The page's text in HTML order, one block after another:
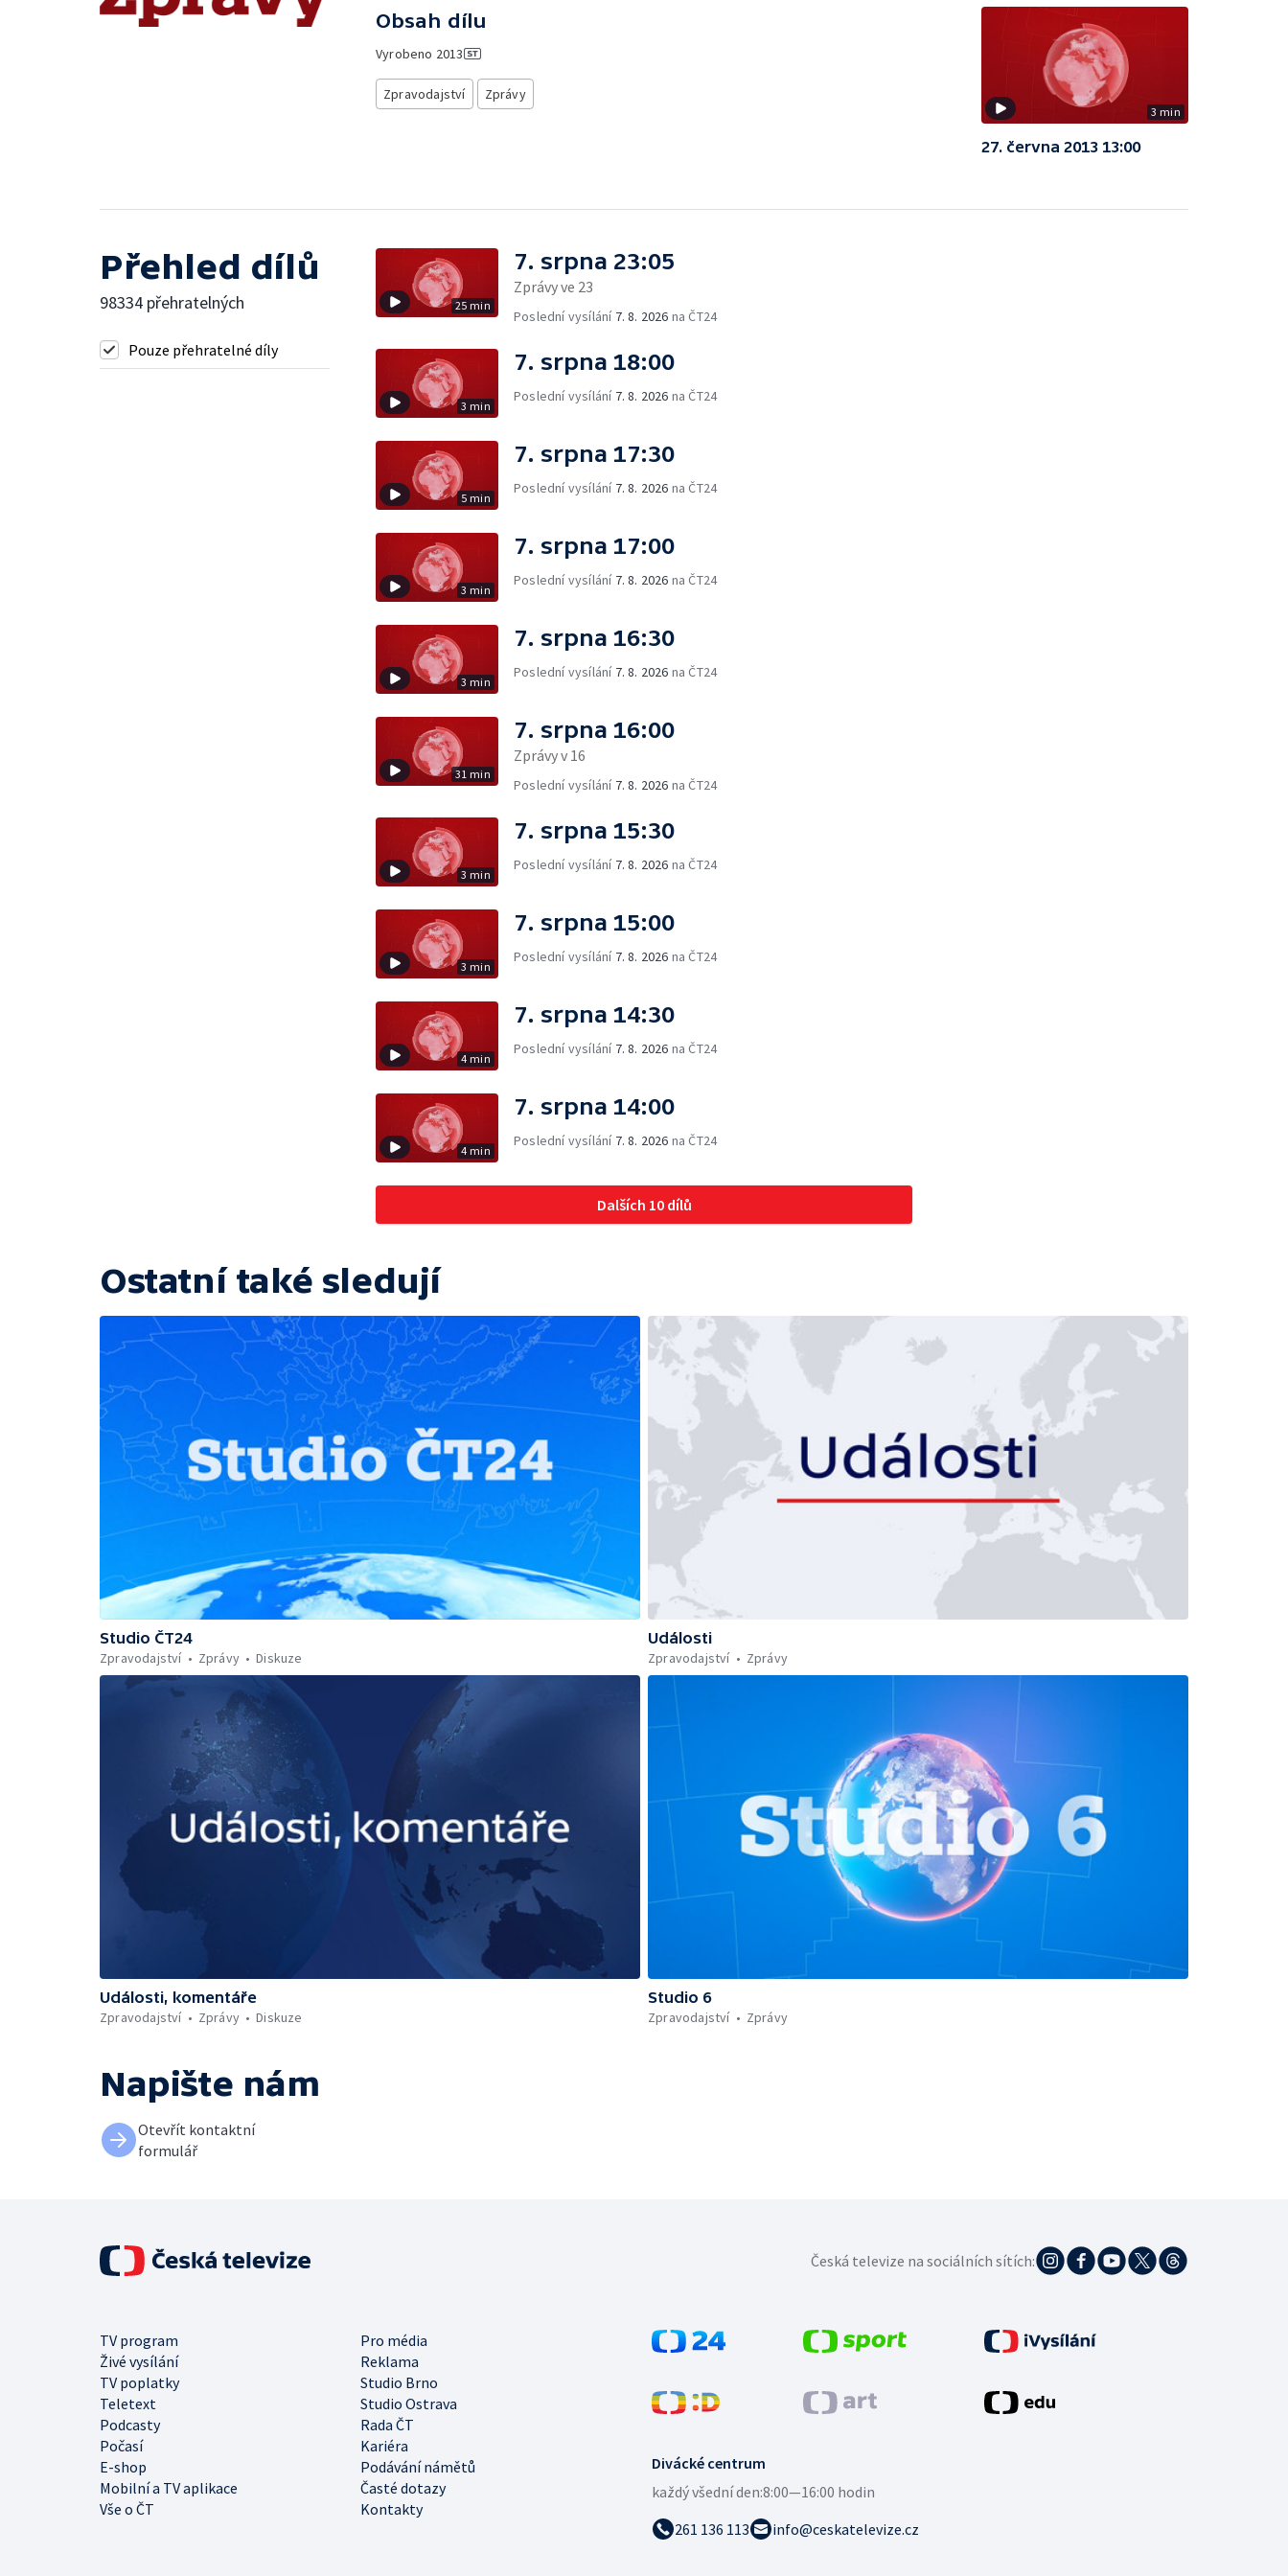
Obsah dílu
Vyrobeno 2013
Zpravodajství Zprávy
3 min
27. června 2013 13:00
Přehled dílů
98334 přehratelných
Pouze přehratelné díly
25 min
7. srpna 23:05
Zprávy ve 23
Poslední vysílání 7. 8. 2026 na ČT24
3 min
7. srpna 18:00
Poslední vysílání 7. 8. 2026 na ČT24
5 min
7. srpna 17:30
Poslední vysílání 7. 8. 2026 na ČT24
3 min
7. srpna 17:00
Poslední vysílání 7. 8. 2026 na ČT24
3 min
7. srpna 16:30
Poslední vysílání 7. 8. 2026 na ČT24
31 min
7. srpna 16:00
Zprávy v 16
Poslední vysílání 7. 8. 2026 na ČT24
3 min
7. srpna 15:30
Poslední vysílání 7. 8. 2026 na ČT24
3 min
7. srpna 15:00
Poslední vysílání 7. 8. 2026 na ČT24
4 min
7. srpna 14:30
Poslední vysílání 7. 8. 2026 na ČT24
4 min
7. srpna 14:00
Poslední vysílání 7. 8. 2026 na ČT24
Dalších 10 dílů
Ostatní také sledují
Studio ČT24
Zpravodajství
Zprávy Diskuze
Události
Zpravodajství
Zprávy
Události, komentáře
Zpravodajství
Zprávy Diskuze
Studio 6
Zpravodajství
Zprávy
Napište nám
Otevřít kontaktní
formulář
Divácké centrum
každý všední den:8:00—16:00 hodin
261 136 113
info@ceskatelevize.cz
TV program
Pro média
Živé vysílání
Reklama
TV poplatky
Studio Brno
Teletext
Studio Ostrava
Podcasty
Rada ČT
Počasí
Kariéra
E-shop
Podávání námětů
Mobilní a TV aplikace
Časté dotazy
Vše o ČT
Kontakty
Česká televize na sociálních sítích: